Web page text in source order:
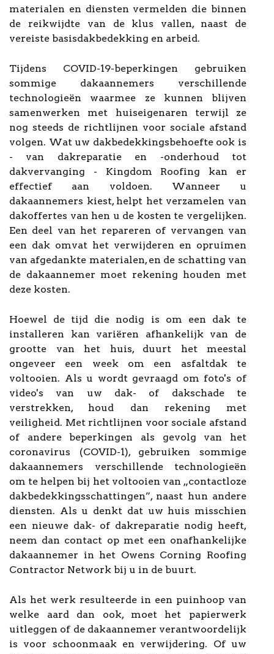
materialen en diensten vermelden die binnen
de reikwijdte van de klus vallen, naast de
vereiste basisdakbedekking en arbeid.
Tijdens COVID-19-beperkingen gebruiken
sommige dakaannemers verschillende
technologieën waarmee ze kunnen blijven
samenwerken met huiseigenaren terwijl ze
nog steeds de richtlijnen voor sociale afstand
volgen. Wat uw dakbedekkingsbehoefte ook is
- van dakreparatie en -onderhoud tot
dakvervanging - Kingdom Roofing kan er
effectief aan voldoen. Wanneer u
dakaannemers kiest, helpt het verzamelen van
dakoffertes van hen u de kosten te vergelijken.
Een deel van het repareren of vervangen van
een dak omvat het verwijderen en opruimen
van afgedankte materialen, en de schatting van
de dakaannemer moet rekening houden met
deze kosten.
Hoewel de tijd die nodig is om een dak te
installeren kan variëren afhankelijk van de
grootte van het huis, duurt het meestal
ongeveer een week om een asfaltdak te
voltooien. Als u wordt gevraagd om foto's of
video's van uw dak- of dakschade te
verstrekken, houd dan rekening met
veiligheid. Met richtlijnen voor sociale afstand
of andere beperkingen als gevolg van het
coronavirus (COVID-1), gebruiken sommige
dakaannemers verschillende technologieën
om te helpen bij het voltooien van „contactloze
dakbedekkingsschattingen”, naast hun andere
diensten. Als u denkt dat uw huis misschien
een nieuwe dak- of dakreparatie nodig heeft,
neem dan contact op met een onafhankelijke
dakaannemer in het Owens Corning Roofing
Contractor Network bij u in de buurt.
Als het werk resulteerde in een puinhoop van
welke aard dan ook, moet het papierwerk
uitleggen of de dakaannemer verantwoordelijk
is voor schoonmaak en verwijdering. Of uw